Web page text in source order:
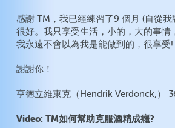
感謝 TM，我已經練習了9 個月 (自從
很好。我只享受生活，小的，大的事情
我永遠不會以為我是能做到的，很享受!
謝謝你！
亨徳立維東克（Hendrik Verdonck,）
Video: TM如何幫助克服酒精成癮?